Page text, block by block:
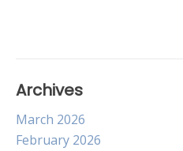
Archives
March 2026
February 2026